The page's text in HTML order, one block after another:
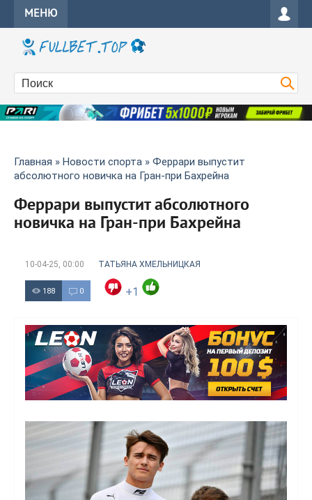
МЕНЮ
Главная » Новости спорта » Феррари выпустит
абсолютного новичка на Гран-при Бахрейна
Феррари выпустит абсолютного
новичка на Гран-при Бахрейна
10-04-25, 00:00 ТАТЬЯНА ХМЕЛЬНИЦКАЯ
188 0 +1